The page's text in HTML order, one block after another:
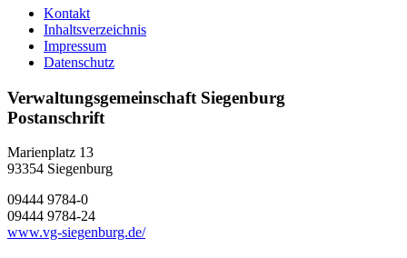
Kontakt
Inhaltsverzeichnis
Impressum
Datenschutz
Verwaltungsgemeinschaft Siegenburg
Postanschrift
Marienplatz 13
93354 Siegenburg
09444 9784-0
09444 9784-24
www.vg-siegenburg.de/